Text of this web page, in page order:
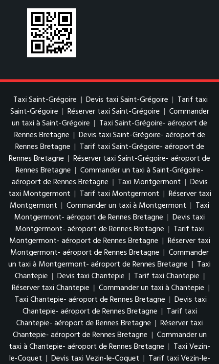
Taxi Saint-Grégoire | Devis taxi Saint-Grégoire | Tarif taxi
Saint-Grégoire | Réserver taxi Saint-Grégoire | Commander
un taxi à Saint-Grégoire | Taxi Saint-Grégoire- aéroport de
Rennes Bretagne | Devis taxi Saint-Grégoire- aéroport de
Rennes Bretagne | Tarif taxi Saint-Grégoire- aéroport de
Rennes Bretagne | Réserver taxi Saint-Grégoire- aéroport de
Rennes Bretagne | Commander un taxi à Saint-Grégoire-
aéroport de Rennes Bretagne | Taxi Montgermont | Devis
taxi Montgermont | Tarif taxi Montgermont | Réserver taxi
Montgermont | Commander un taxi à Montgermont | Taxi
Montgermont- aéroport de Rennes Bretagne | Devis taxi
Montgermont- aéroport de Rennes Bretagne | Tarif taxi
Montgermont- aéroport de Rennes Bretagne | Réserver taxi
Montgermont- aéroport de Rennes Bretagne | Commander
un taxi à Montgermont- aéroport de Rennes Bretagne | Taxi
Chantepie | Devis taxi Chantepie | Tarif taxi Chantepie |
Réserver taxi Chantepie | Commander un taxi à Chantepie |
Taxi Chantepie- aéroport de Rennes Bretagne | Devis taxi
Chantepie- aéroport de Rennes Bretagne | Tarif taxi
Chantepie- aéroport de Rennes Bretagne | Réserver taxi
Chantepie- aéroport de Rennes Bretagne | Commander un
taxi à Chantepie- aéroport de Rennes Bretagne | Taxi Vezin-
le-Coquet | Devis taxi Vezin-le-Coquet | Tarif taxi Vezin-le-